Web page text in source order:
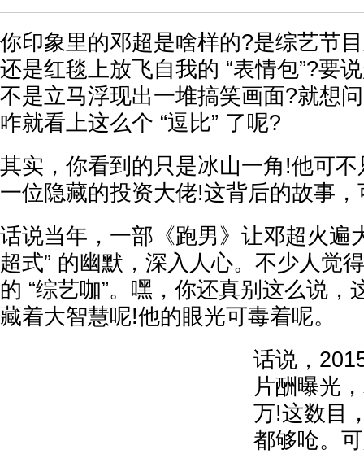
你印象里的邓超是啥样的?是综艺节
还是红毯上放飞自我的 “表情包”?要
不是立马浮现出一堆搞笑画面?就想
咋就看上这么个 “逗比” 了呢?
其实，你看到的只是冰山一角!他可
一位隐藏的投资大佬!这背后的故事
话说当年，一部《跑男》让邓超火遍
超式” 的幽默，深入人心。不少人觉
的 “综艺咖”。嘿，你还真别这么说，
藏着大智慧呢!他的眼光可毒着呢。
话说，
片酬曝光
万!这数目
都够呛。